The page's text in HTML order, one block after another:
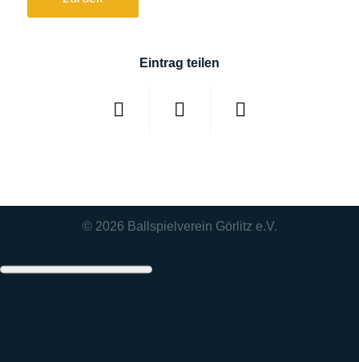
Eintrag teilen
© 2026 Ballspielverein Görlitz e.V.